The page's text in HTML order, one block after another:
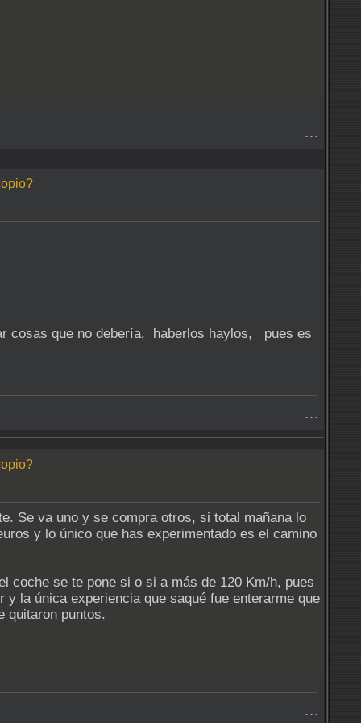
- - -
cosas que no debería, haberlos haylos, pues es
- - -
Se va uno y se compra otros, si total mañana lo
y lo único que has experimentado es el camino
coche se te pone si o si a más de 120 Km/h, pues
la única experiencia que saqué fue enterarme que
quitaron puntos.
- - -